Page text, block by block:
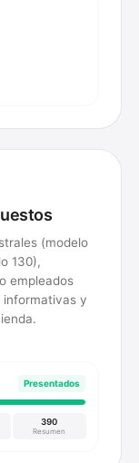
(modelo
130),
empleados
informativas y
Presentados
390
Resumen